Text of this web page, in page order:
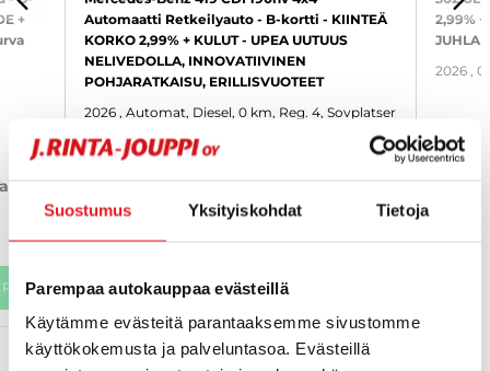
Suostumus Yksityiskohdat Tietoja
Parempaa autokauppaa evästeillä
Käytämme evästeitä parantaaksemme sivustomme
käyttökokemusta ja palveluntasoa. Evästeillä
FÖREGÅENDE
+
vantaa
Automaatti Retkeilyauto - B-kortti - KIINTEÄ
KORKO 2,99% + KULUT - UPEA UUTUUS
NELIVEDOLLA, INNOVATIIVINEN
POHJARATKAISU, ERILLISVUOTEET
2026 , Automat, Diesel, 0 km, Reg. 4, Sovplatser
3
från 753 € / kk
vantaa
KATSO TIEDOT WHATSAPP
2,99% +
2026 ,
31